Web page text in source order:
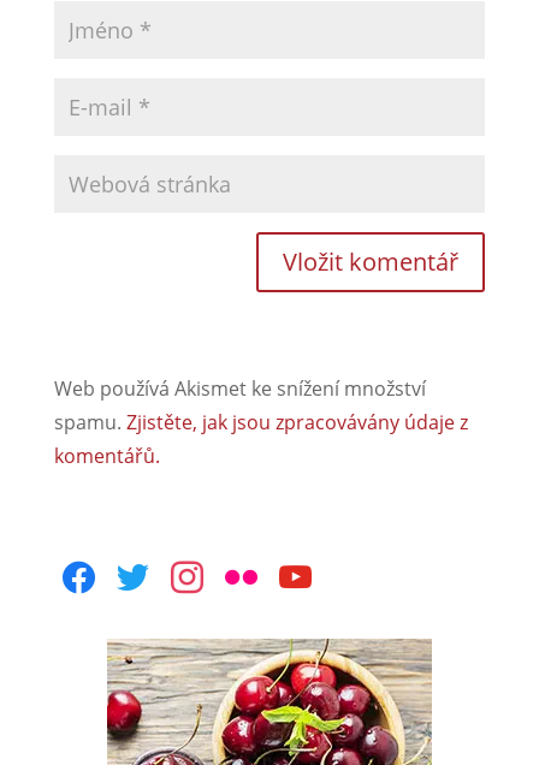
Web používá Akismet ke snížení množství
spamu. Zjistěte, jak jsou zpracovávány údaje z
komentářů.
facebooktwitterinstagram
flickr youtube